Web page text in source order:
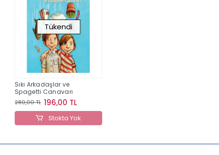
Tükendi
Sıkı Arkadaşlar ve
Spagetti Canavarı
280,00 TL 196,00 TL
Stokta Yok